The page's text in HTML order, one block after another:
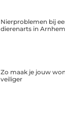
Nierproblemen bij
dierenarts in Arnhem
Zo maak je jouw
veiliger